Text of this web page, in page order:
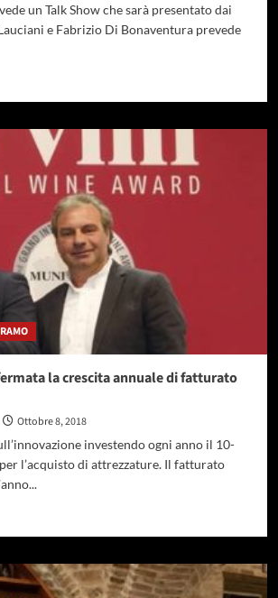
un Talk Show che sarà presentato dai
e Fabrizio Di Bonaventura prevede
la crescita annuale di fatturato
Ottobre 8, 2018
investendo ogni anno il 10-
l’acquisto di attrezzature. Il fatturato